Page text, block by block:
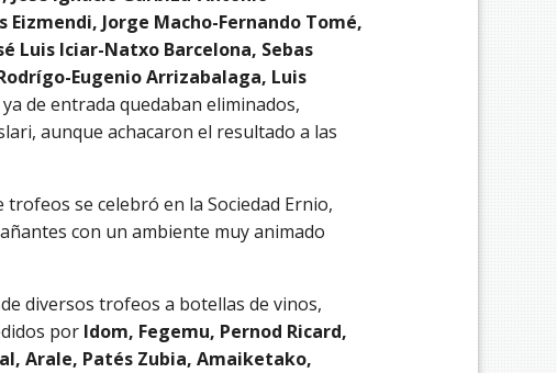
Jorge Macho-Fernando Tomé,
Luis Iciar-Natxo Barcelona, Sebas
Eugenio Arrizabalaga, Luis
de entrada quedaban eliminados,
aunque achacaron el resultado a las
se celebró en la Sociedad Ernio,
con un ambiente muy animado
diversos trofeos a botellas de vinos,
por Idom, Fegemu, Pernod Ricard,
Arale, Patés Zubia, Amaiketako,